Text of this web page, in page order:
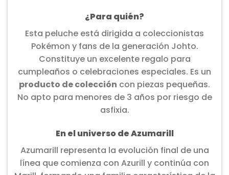
¿Para quién?
Esta peluche está dirigida a coleccionistas
Pokémon y fans de la generación Johto.
Constituye un excelente regalo para
cumpleaños o celebraciones especiales. Es un
producto de colección con piezas pequeñas.
No apto para menores de 3 años por riesgo de
asfixia.
En el universo de Azumarill
Azumarill representa la evolución final de una
línea que comienza con Azurill y continúa con